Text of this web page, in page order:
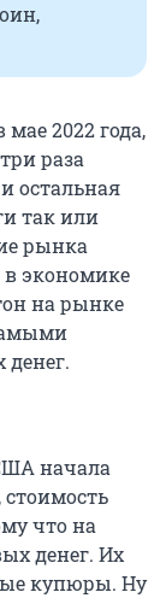
2022 года,
раза
остальная
так или
рынка
экономике
на рынке
начала
стоимость
что на
денег. Их
купюры. Ну